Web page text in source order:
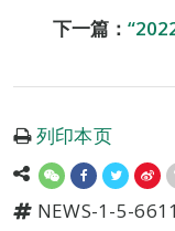
下一篇：
列印本页
NEWS-1-5-